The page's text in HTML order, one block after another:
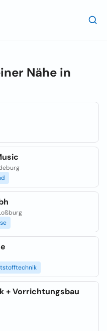
Nähe in
+ Vorrichtungsbau